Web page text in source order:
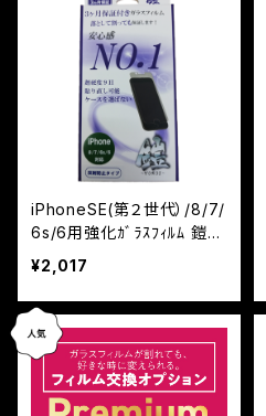
iPhoneSE(第２世代）/8/7/
6s/6用強化ｶﾞﾗｽﾌｨﾙﾑ 鎧
反射防止
¥2,017